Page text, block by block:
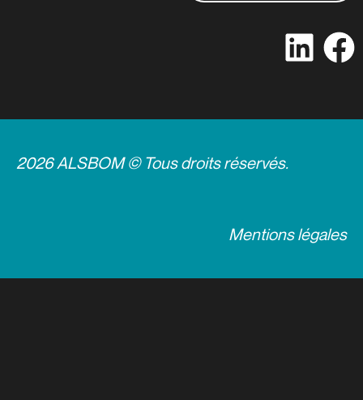
2026 ALSBOM © Tous droits réservés.
Mentions légales